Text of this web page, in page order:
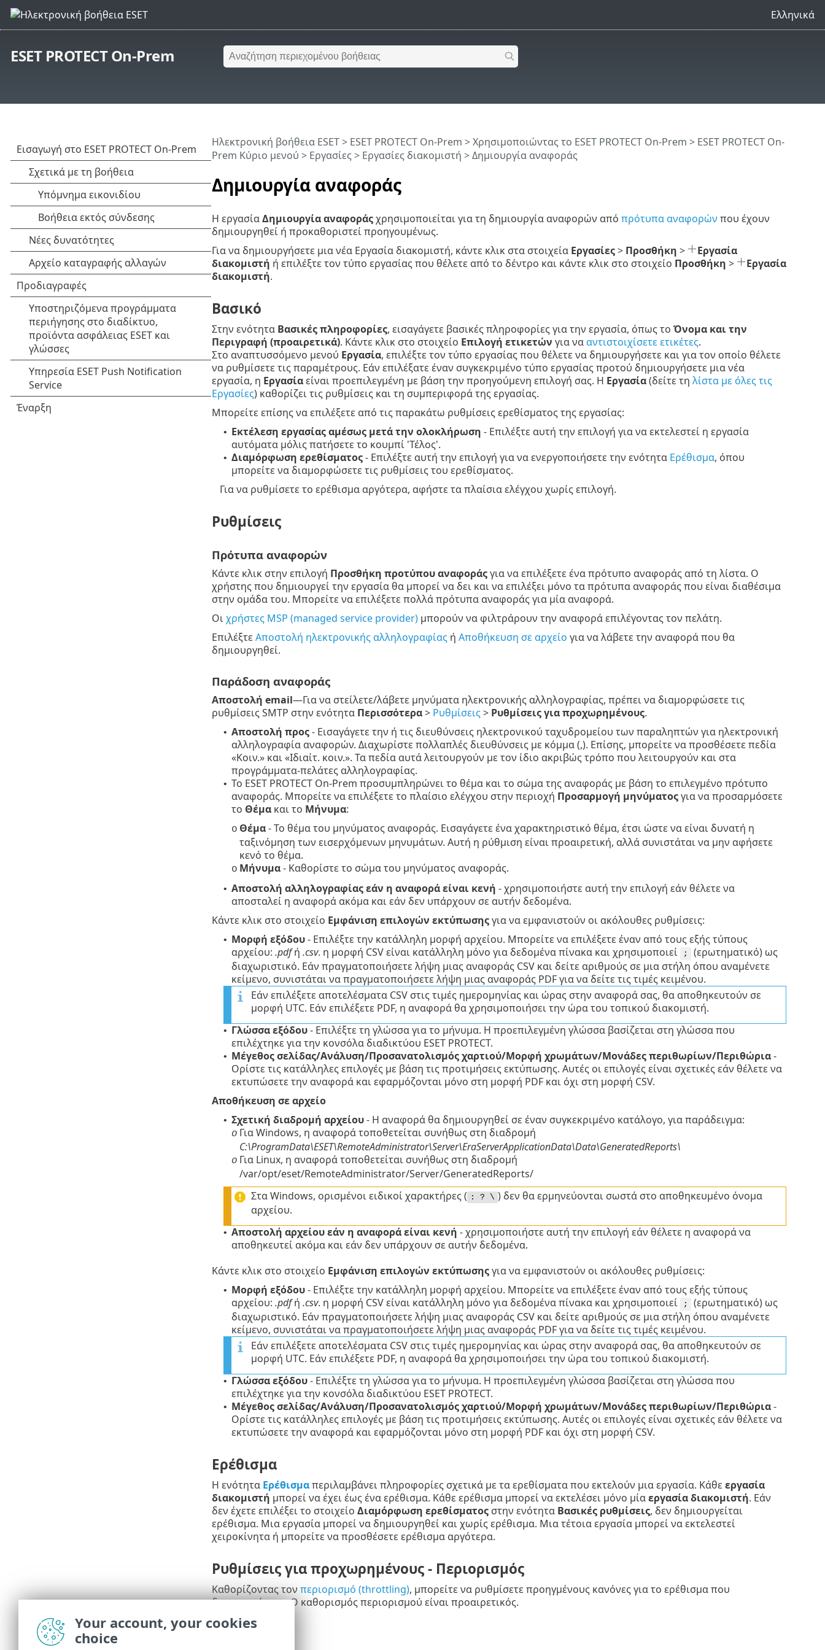
Ελληνικά
ESET PROTECT On-Prem
Δημιουργία αναφοράς
Ηλεκτρονική βοήθεια ESET> ESET PROTECT On-Prem >Χρησιμοποιώντας το ESET PROTECT On-Prem > ESET PROTECT On-
Prem Κύριο μενού > Εργασίες> Εργασίες διακομιστή > Δημιουργία αναφοράς
Η εργασίαΔημιουργία αναφοράςχρησιμοποιείται για τη δημιουργία αναφορών από πρότυπα αναφορών που έχουν
δημιουργηθεί ή προκαθοριστεί προηγουμένως.
Για να δημιουργήσετε μια νέα Εργασία διακομιστή, κάντε κλικ στα στοιχεία Εργασίες> Προσθήκη >
Εργασία
διακομιστή ή επιλέξτε τον τύπο εργασίας που θέλετε από το δέντρο και κάντε κλικ στο στοιχείο Προσθήκη >
Εργασία
διακομιστή.
Βασικό
Στην ενότητα Βασικές πληροφορίες, εισαγάγετε βασικές πληροφορίες για την εργασία, όπως το Όνομα και την
Περιγραφή (προαιρετικά). Κάντε κλικ στο στοιχείο Επιλογή ετικετών για νααντιστοιχίσετε ετικέτες.
Στο αναπτυσσόμενο μενού Εργασία, επιλέξτε τον τύπο εργασίας που θέλετε να δημιουργήσετε και για τον οποίο θέλετε
να ρυθμίσετε τις παραμέτρους. Εάν επιλέξατε έναν συγκεκριμένο τύπο εργασίας προτού δημιουργήσετε μια νέα
εργασία, η Εργασίαείναι προεπιλεγμένη με βάση την προηγούμενη επιλογή σας. Η Εργασία(δείτε τη λίστα με όλες τις
Εργασίες) καθορίζει τις ρυθμίσεις και τη συμπεριφορά της εργασίας.
Μπορείτε επίσης να επιλέξετε από τις παρακάτω ρυθμίσεις ερεθίσματος της εργασίας:
• Εκτέλεση εργασίας αμέσως μετά την ολοκλήρωση - Επιλέξτε αυτή την επιλογή για να εκτελεστεί η εργασία
αυτόματα μόλις πατήσετε το κουμπί 'Τέλος'.
• Διαμόρφωση ερεθίσματος- Επιλέξτε αυτή την επιλογή για να ενεργοποιήσετε την ενότητα Ερέθισμα, όπου
μπορείτε να διαμορφώσετε τις ρυθμίσεις του ερεθίσματος.
Για να ρυθμίσετε το ερέθισμα αργότερα, αφήστε τα πλαίσια ελέγχου χωρίς επιλογή.
Ρυθμίσεις
Πρότυπα αναφορών
Κάντε κλικ στην επιλογή Προσθήκη προτύπου αναφοράςγια να επιλέξετε ένα πρότυπο αναφοράς από τη λίστα. Ο
χρήστης που δημιουργεί την εργασία θα μπορεί να δει και να επιλέξει μόνο τα πρότυπα αναφοράς που είναι διαθέσιμα
στην ομάδα του. Μπορείτε να επιλέξετε πολλά πρότυπα αναφοράς για μία αναφορά.
Οιχρήστες MSP (managed service provider)μπορούν να φιλτράρουν την αναφορά επιλέγοντας τον πελάτη.
ΕπιλέξτεΑποστολή ηλεκτρονικής αλληλογραφίαςή Αποθήκευση σε αρχείο για να λάβετε την αναφορά που θα
δημιουργηθεί.
Παράδοση αναφοράς
Αποστολή email—Για να στείλετε/λάβετε μηνύματα ηλεκτρονικής αλληλογραφίας, πρέπει να διαμορφώσετε τις
ρυθμίσεις SMTP στην ενότητα Περισσότερα> Ρυθμίσεις> Ρυθμίσεις για προχωρημένους.
• Αποστολή προς- Εισαγάγετε την ή τις διευθύνσεις ηλεκτρονικού ταχυδρομείου των παραληπτών για ηλεκτρονική
αλληλογραφία αναφορών. Διαχωρίστε πολλαπλές διευθύνσεις με κόμμα (,). Επίσης, μπορείτε να προσθέσετε πεδία
«Κοιν.» και «Ιδιαίτ. κοιν.». Τα πεδία αυτά λειτουργούν με τον ίδιο ακριβώς τρόπο που λειτουργούν και στα
προγράμματα-πελάτες αλληλογραφίας.
• Το ESET PROTECT On-Prem προσυμπληρώνει το θέμα και το σώμα της αναφοράς με βάση το επιλεγμένο πρότυπο
αναφοράς. Μπορείτε να επιλέξετε το πλαίσιο ελέγχου στην περιοχή Προσαρμογή μηνύματοςγια να προσαρμόσετε
το Θέμακαι το Μήνυμα:
o Θέμα- Το θέμα του μηνύματος αναφοράς. Εισαγάγετε ένα χαρακτηριστικό θέμα, έτσι ώστε να είναι δυνατή η
ταξινόμηση των εισερχόμενων μηνυμάτων. Αυτή η ρύθμιση είναι προαιρετική, αλλά συνιστάται να μην αφήσετε
κενό το θέμα.
o Μήνυμα- Καθορίστε το σώμα του μηνύματος αναφοράς.
• Αποστολή αλληλογραφίας εάν η αναφορά είναι κενή - χρησιμοποιήστε αυτή την επιλογή εάν θέλετε να
αποσταλεί η αναφορά ακόμα και εάν δεν υπάρχουν σε αυτήν δεδομένα.
Κάντε κλικ στο στοιχείο Εμφάνιση επιλογών εκτύπωσηςγια να εμφανιστούν οι ακόλουθες ρυθμίσεις:
• Μορφή εξόδου- Επιλέξτε την κατάλληλη μορφή αρχείου. Μπορείτε να επιλέξετε έναν από τους εξής τύπους
αρχείου: .pdfή .csv. η μορφή CSV είναι κατάλληλη μόνο για δεδομένα πίνακα και χρησιμοποιεί ;
(ερωτηματικό) ως
διαχωριστικό. Εάν πραγματοποιήσετε λήψη μιας αναφοράς CSV και δείτε αριθμούς σε μια στήλη όπου αναμένετε
κείμενο, συνιστάται να πραγματοποιήσετε λήψη μιας αναφοράς PDF για να δείτε τις τιμές κειμένου.
Εάν επιλέξετε αποτελέσματα CSV στις τιμές ημερομηνίας και ώρας στην αναφορά σας, θα αποθηκευτούν σε
μορφή UTC. Εάν επιλέξετε PDF, η αναφορά θα χρησιμοποιήσει την ώρα του τοπικού διακομιστή.
• Γλώσσα εξόδου- Επιλέξτε τη γλώσσα για το μήνυμα. Η προεπιλεγμένη γλώσσα βασίζεται στη γλώσσα που
επιλέχτηκε για την κονσόλα διαδικτύου ESET PROTECT.
• Μέγεθος σελίδας/Ανάλυση/Προσανατολισμός χαρτιού/Μορφή χρωμάτων/Μονάδες περιθωρίων/Περιθώρια-
Ορίστε τις κατάλληλες επιλογές με βάση τις προτιμήσεις εκτύπωσης. Αυτές οι επιλογές είναι σχετικές εάν θέλετε να
εκτυπώσετε την αναφορά και εφαρμόζονται μόνο στη μορφή PDF και όχι στη μορφή CSV.
Αποθήκευση σε αρχείο
• Σχετική διαδρομή αρχείου- Η αναφορά θα δημιουργηθεί σε έναν συγκεκριμένο κατάλογο, για παράδειγμα:
o Για Windows, η αναφορά τοποθετείται συνήθως στη διαδρομή
C:\ProgramData\ESET\RemoteAdministrator\Server\EraServerApplicationData\Data\GeneratedReports\
o Για Linux, η αναφορά τοποθετείται συνήθως στη διαδρομή
/var/opt/eset/RemoteAdministrator/Server/GeneratedReports/
Στα Windows, ορισμένοι ειδικοί χαρακτήρες ( : ? \ ) δεν θα ερμηνεύονται σωστά στο αποθηκευμένο όνομα
αρχείου.
• Αποστολή αρχείου εάν η αναφορά είναι κενή - χρησιμοποιήστε αυτή την επιλογή εάν θέλετε η αναφορά να
αποθηκευτεί ακόμα και εάν δεν υπάρχουν σε αυτήν δεδομένα.
Κάντε κλικ στο στοιχείο Εμφάνιση επιλογών εκτύπωσηςγια να εμφανιστούν οι ακόλουθες ρυθμίσεις:
• Μορφή εξόδου- Επιλέξτε την κατάλληλη μορφή αρχείου. Μπορείτε να επιλέξετε έναν από τους εξής τύπους
αρχείου: .pdfή .csv. η μορφή CSV είναι κατάλληλη μόνο για δεδομένα πίνακα και χρησιμοποιεί ;
(ερωτηματικό) ως
διαχωριστικό. Εάν πραγματοποιήσετε λήψη μιας αναφοράς CSV και δείτε αριθμούς σε μια στήλη όπου αναμένετε
κείμενο, συνιστάται να πραγματοποιήσετε λήψη μιας αναφοράς PDF για να δείτε τις τιμές κειμένου.
Εάν επιλέξετε αποτελέσματα CSV στις τιμές ημερομηνίας και ώρας στην αναφορά σας, θα αποθηκευτούν σε
μορφή UTC. Εάν επιλέξετε PDF, η αναφορά θα χρησιμοποιήσει την ώρα του τοπικού διακομιστή.
• Γλώσσα εξόδου- Επιλέξτε τη γλώσσα για το μήνυμα. Η προεπιλεγμένη γλώσσα βασίζεται στη γλώσσα που
επιλέχτηκε για την κονσόλα διαδικτύου ESET PROTECT.
• Μέγεθος σελίδας/Ανάλυση/Προσανατολισμός χαρτιού/Μορφή χρωμάτων/Μονάδες περιθωρίων/Περιθώρια-
Ορίστε τις κατάλληλες επιλογές με βάση τις προτιμήσεις εκτύπωσης. Αυτές οι επιλογές είναι σχετικές εάν θέλετε να
εκτυπώσετε την αναφορά και εφαρμόζονται μόνο στη μορφή PDF και όχι στη μορφή CSV.
Ερέθισμα
Η ενότητα Ερέθισμαπεριλαμβάνει πληροφορίες σχετικά με τα ερεθίσματα που εκτελούν μια εργασία. Κάθεεργασία
διακομιστή μπορεί να έχει έως ένα ερέθισμα. Κάθε ερέθισμα μπορεί να εκτελέσει μόνο μίαεργασία διακομιστή. Εάν
δεν έχετε επιλέξει το στοιχείο Διαμόρφωση ερεθίσματοςστην ενότητα Βασικές ρυθμίσεις, δεν δημιουργείται
ερέθισμα. Μια εργασία μπορεί να δημιουργηθεί και χωρίς ερέθισμα. Μια τέτοια εργασία μπορεί να εκτελεστεί
χειροκίνητα ή μπορείτε να προσθέσετε ερέθισμα αργότερα.
Ρυθμίσεις για προχωρημένους - Περιορισμός
Καθορίζοντας τον περιορισμό (throttling), μπορείτε να ρυθμίσετε προηγμένους κανόνες για το ερέθισμα που
δημιουργήσατε. Ο καθορισμός περιορισμού είναι προαιρετικός.
Περίληψη
Your account, your cookies
choice